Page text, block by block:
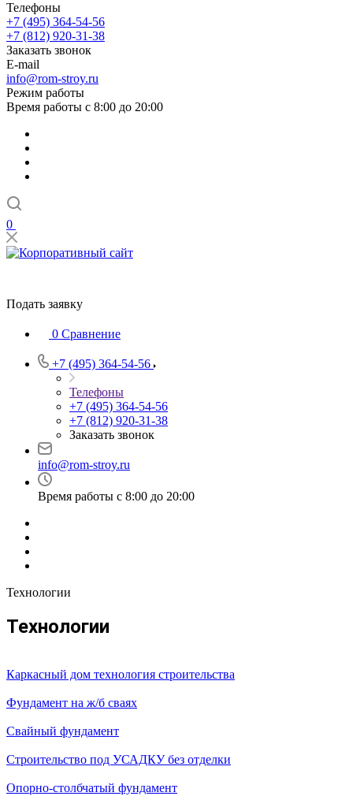
Телефоны
+7 (495) 364-54-56
+7 (812) 920-31-38
Заказать звонок
E-mail
info@rom-stroy.ru
Режим работы
Время работы с 8:00 до 20:00
0
Подать заявку
0 Сравнение
+7 (495) 364-54-56
Телефоны
+7 (495) 364-54-56
+7 (812) 920-31-38
Заказать звонок
info@rom-stroy.ru
Время работы с 8:00 до 20:00
Технологии
Технологии
Каркасный дом технология строительства
Фундамент на ж/б сваях
Свайный фундамент
Строительство под УСАДКУ без отделки
Опорно-столбчатый фундамент